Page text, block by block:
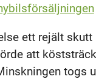
ett rejält
att
togs